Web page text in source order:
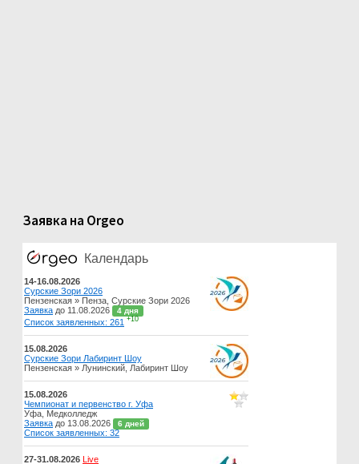
Заявка на Orgeo